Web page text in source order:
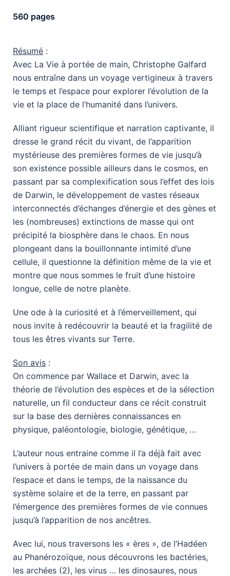
560 pages
Résumé :
Avec La Vie à portée de main, Christophe Galfard
nous entraîne dans un voyage vertigineux à travers
le temps et l’espace pour explorer l’évolution de la
vie et la place de l’humanité dans l’univers.
Alliant rigueur scientifique et narration captivante, il
dresse le grand récit du vivant, de l’apparition
mystérieuse des premières formes de vie jusqu’à
son existence possible ailleurs dans le cosmos, en
passant par sa complexification sous l’effet des lois
de Darwin, le développement de vastes réseaux
interconnectés d’échanges d’énergie et des gènes et
les (nombreuses) extinctions de masse qui ont
précipité la biosphère dans le chaos. En nous
plongeant dans la bouillonnante intimité d’une
cellule, il questionne la définition même de la vie et
montre que nous sommes le fruit d’une histoire
longue, celle de notre planète.
Une ode à la curiosité et à l’émerveillement, qui
nous invite à redécouvrir la beauté et la fragilité de
tous les êtres vivants sur Terre.
Son avis :
On commence par Wallace et Darwin, avec la
théorie de l’évolution des espèces et de la sélection
naturelle, un fil conducteur dans ce récit construit
sur la base des dernières connaissances en
physique, paléontologie, biologie, génétique, …
L’auteur nous entraine comme il l’a déjà fait avec
l’univers à portée de main dans un voyage dans
l’espace et dans le temps, de la naissance du
système solaire et de la terre, en passant par
l’émergence des premières formes de vie connues
jusqu’à l’apparition de nos ancêtres.
Avec lui, nous traversons les « ères », de l’Hadéen
au Phanérozoïque, nous découvrons les bactéries,
les archées (2), les virus … les dinosaures, nous